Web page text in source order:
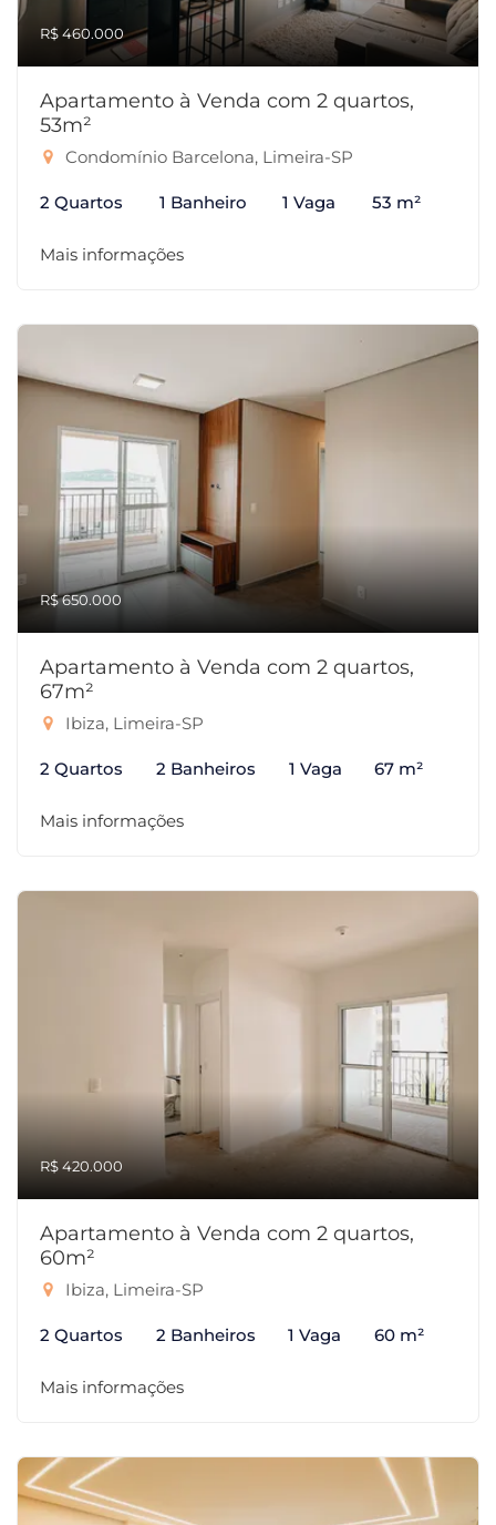
R$ 460.000
Apartamento à Venda com 2 quartos,
53m²
Condomínio Barcelona, Limeira-SP
2 Quartos 1 Banheiro 1 Vaga 53 m²
Mais informações
R$ 650.000
Apartamento à Venda com 2 quartos,
67m²
Ibiza, Limeira-SP
2 Quartos 2 Banheiros 1 Vaga 67 m²
Mais informações
R$ 420.000
Apartamento à Venda com 2 quartos,
60m²
Ibiza, Limeira-SP
2 Quartos 2 Banheiros 1 Vaga 60 m²
Mais informações